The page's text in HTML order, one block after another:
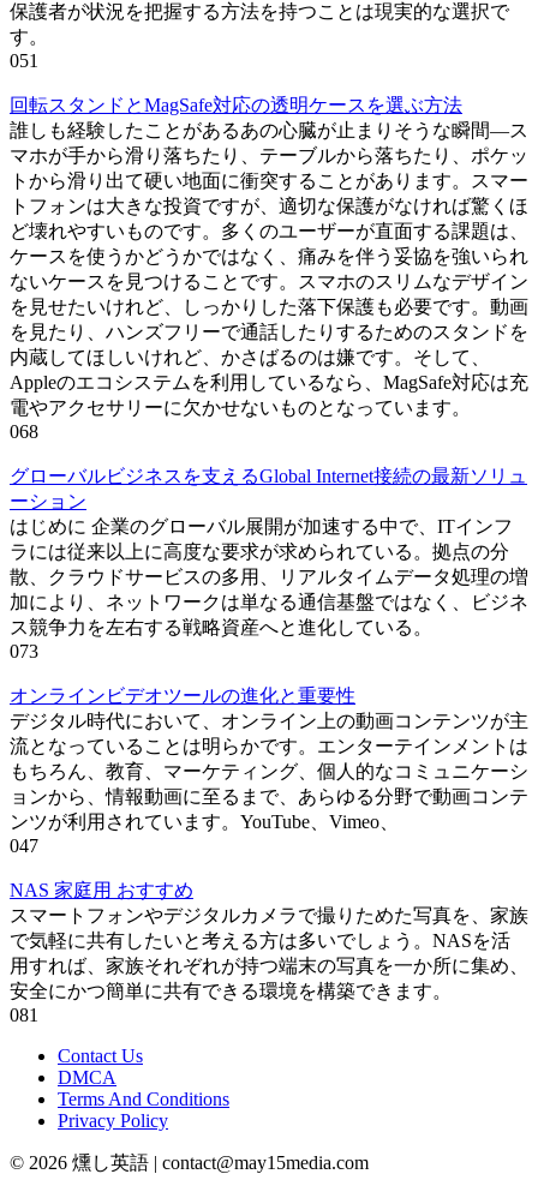
保護者が状況を把握する方法を持つことは現実的な選択で
す。
051
回転スタンドとMagSafe対応の透明ケースを選ぶ方法
誰しも経験したことがあるあの心臓が止まりそうな瞬間—ス
マホが手から滑り落ちたり、テーブルから落ちたり、ポケッ
トから滑り出て硬い地面に衝突することがあります。スマー
トフォンは大きな投資ですが、適切な保護がなければ驚くほ
ど壊れやすいものです。多くのユーザーが直面する課題は、
ケースを使うかどうかではなく、痛みを伴う妥協を強いられ
ないケースを見つけることです。スマホのスリムなデザイン
を見せたいけれど、しっかりした落下保護も必要です。動画
を見たり、ハンズフリーで通話したりするためのスタンドを
内蔵してほしいけれど、かさばるのは嫌です。そして、
Appleのエコシステムを利用しているなら、MagSafe対応は充
電やアクセサリーに欠かせないものとなっています。
068
グローバルビジネスを支えるGlobal Internet接続の最新ソリュ
ーション
はじめに 企業のグローバル展開が加速する中で、ITインフ
ラには従来以上に高度な要求が求められている。拠点の分
散、クラウドサービスの多用、リアルタイムデータ処理の増
加により、ネットワークは単なる通信基盤ではなく、ビジネ
ス競争力を左右する戦略資産へと進化している。
073
オンラインビデオツールの進化と重要性
デジタル時代において、オンライン上の動画コンテンツが主
流となっていることは明らかです。エンターテインメントは
もちろん、教育、マーケティング、個人的なコミュニケーシ
ョンから、情報動画に至るまで、あらゆる分野で動画コンテ
ンツが利用されています。YouTube、Vimeo、
047
NAS 家庭用 おすすめ
スマートフォンやデジタルカメラで撮りためた写真を、家族
で気軽に共有したいと考える方は多いでしょう。NASを活
用すれば、家族それぞれが持つ端末の写真を一か所に集め、
安全にかつ簡単に共有できる環境を構築できます。
081
Contact Us
DMCA
Terms And Conditions
Privacy Policy
© 2026 燻し英語 | contact@may15media.com